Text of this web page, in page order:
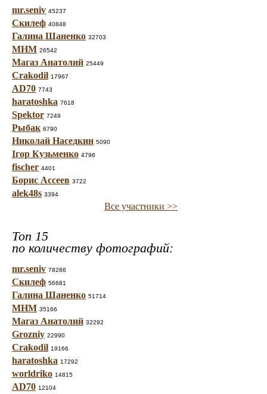
mr.seniv 45237
Скилеф 40848
Галина Шаненко 32703
МНМ 26542
Магаз Анатолий 25449
Crakodil 17967
AD70 7743
haratoshka 7618
Spektor 7249
Рыбак 6790
Николай Наседкин 5090
Ігор Кузьменко 4796
fischer 4401
Борис Ассеев 3722
alek48s 3394
Все участники >>
Топ 15
по количеству фотографий:
mr.seniv 78286
Скилеф 56681
Галина Шаненко 51714
МНМ 35166
Магаз Анатолий 32292
Grozniy 22990
Crakodil 19166
haratoshka 17292
worldriko 14815
AD70 12104